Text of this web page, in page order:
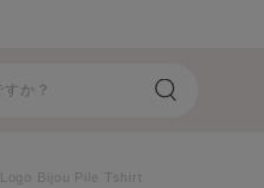
Logo Bijou Pile Tshirt